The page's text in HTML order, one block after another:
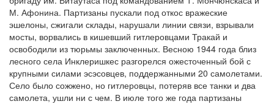
М. Афонина. Партизаны пускали под откос вражеские
эшелоны, сжигали склады, нарушали линии связи, взрывали
мосты, ворвались в кишевший гитлеровцами Тракай и
освободили из тюрьмы заключенных. Весною 1944 года близ
лесного села Инклеришкес разгорелся ожесточенный бой с
крупными силами эсэсовцев, поддержанными 20 самолетами.
Село было сожжено, но гитлеровцы, потеряв все танки и два
самолета, ушли ни с чем. В июле того же года партизаны